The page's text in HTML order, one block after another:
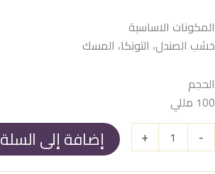
المكونات الاساسية
خشب الصندل، التونكا، المسك
الحجم
100 مللي
-
+ إضافة إلى السلة